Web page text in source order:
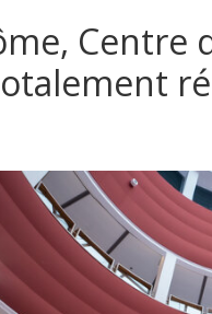
Centre